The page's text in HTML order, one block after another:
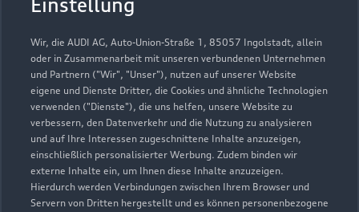
Einstellung
Wir, die AUDI AG, Auto-Union-Straße 1, 85057 Ingolstadt, allein
oder in Zusammenarbeit mit unseren verbundenen Unternehmen
und Partnern ("Wir", "Unser"), nutzen auf unserer Website
eigene und Dienste Dritter, die Cookies und ähnliche Technologien
verwenden ("Dienste"), die uns helfen, unsere Website zu
verbessern, den Datenverkehr und die Nutzung zu analysieren
und auf Ihre Interessen zugeschnittene Inhalte anzuzeigen,
einschließlich personalisierter Werbung. Zudem binden wir
externe Inhalte ein, um Ihnen diese Inhalte anzuzeigen.
Hierdurch werden Verbindungen zwischen Ihrem Browser und
Servern von Dritten hergestellt und es können personenbezogene
Probefahrt vereinbaren
Autohaus Christl &
Schowalter GmbH & Co.
KG